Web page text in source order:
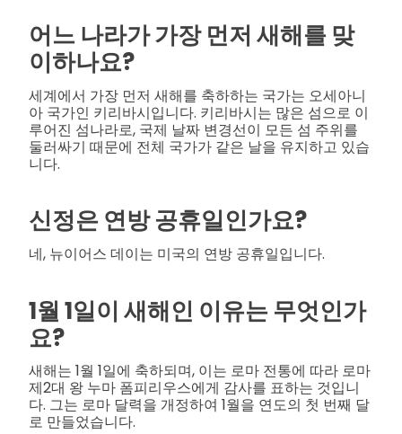
어느 나라가 가장 먼저 새해를 맞
이하나요?
세계에서 가장 먼저 새해를 축하하는 국가는 오세아니
아 국가인 키리바시입니다. 키리바시는 많은 섬으로 이
루어진 섬나라로, 국제 날짜 변경선이 모든 섬 주위를
둘러싸기 때문에 전체 국가가 같은 날을 유지하고 있습
니다.
신정은 연방 공휴일인가요?
네, 뉴이어스 데이는 미국의 연방 공휴일입니다.
1월 1일이 새해인 이유는 무엇인가
요?
새해는 1월 1일에 축하되며, 이는 로마 전통에 따라 로마
제2대 왕 누마 폼피리우스에게 감사를 표하는 것입니
다. 그는 로마 달력을 개정하여 1월을 연도의 첫 번째 달
로 만들었습니다.